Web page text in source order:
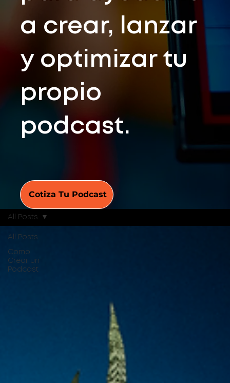
a crear, lanzar
y optimizar tu
propio
podcast.
Cotiza Tu Podcast
All Posts
Como
Crear un
Podcast
All Posts